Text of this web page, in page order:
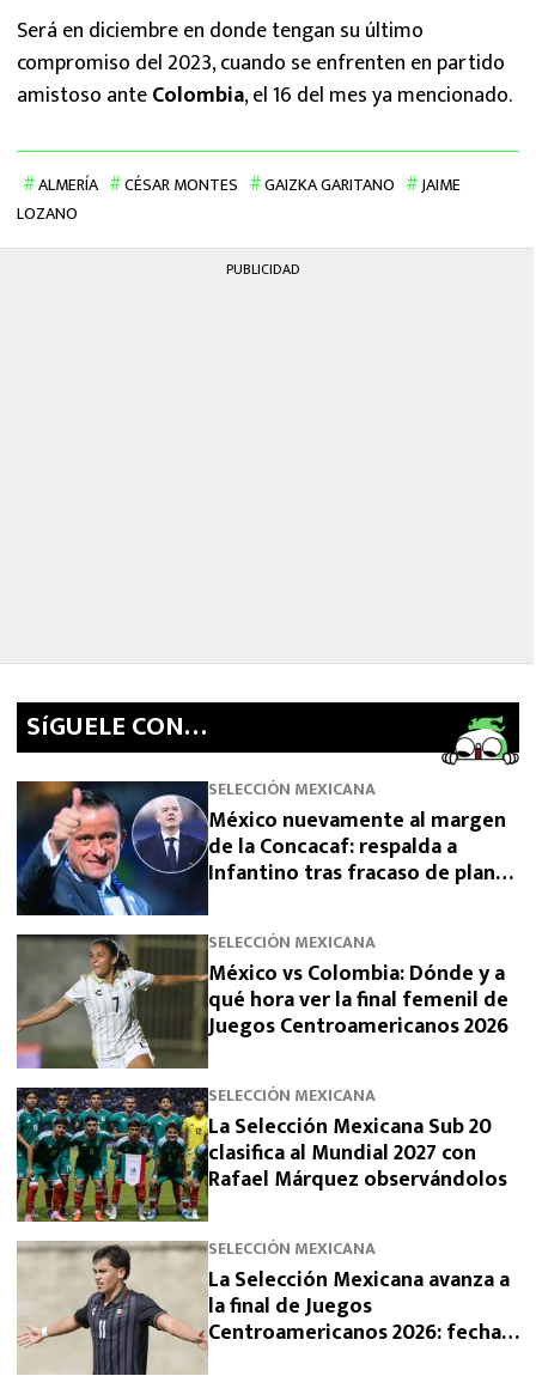
Será en diciembre en donde tengan su último
compromiso del 2023, cuando se enfrenten en partido
amistoso anteColombia, el 16 del mes ya mencionado.
ALMERÍA CÉSAR MONTES GAIZKA GARITANO
JAIME
LOZANO
PUBLICIDAD
SíGUELE CON…
SELECCIÓN MEXICANA
México nuevamente al margen
de la Concacaf: respalda a
Infantino tras fracaso de plan
SELECCIÓN MEXICANA
México vs Colombia: Dónde y a
qué hora ver la final femenil de
Juegos Centroamericanos 2026
SELECCIÓN MEXICANA
La Selección Mexicana Sub 20
clasifica al Mundial 2027 con
Rafael Márquez observándolos
SELECCIÓN MEXICANA
La Selección Mexicana avanza a
la final de Juegos
Centroamericanos 2026: fecha,